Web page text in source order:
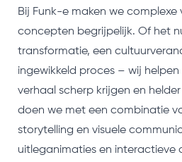
Bij Funk-e maken we complexe
concepten begrijpelijk. Of het
transformatie, een
ingewikkeld proces – wij
verhaal scherp krijgen en
doen we met een combinatie
storytelling en visuele
uitleganimaties en interactieve